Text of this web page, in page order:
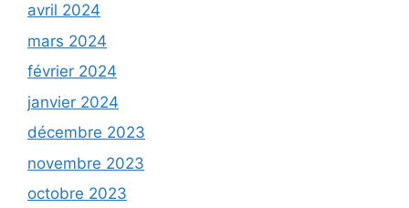
avril 2024
mars 2024
février 2024
janvier 2024
décembre 2023
novembre 2023
octobre 2023